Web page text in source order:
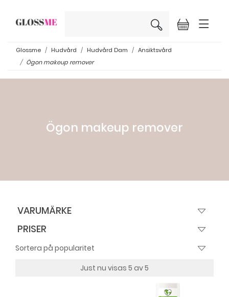
×
Glossme Hudvård Hudvård Dam
Ansiktsvård
Ögon makeup remover
Ögon makeup remover
VARUMÄRKE
PRISER
Just nu visas 5 av 5